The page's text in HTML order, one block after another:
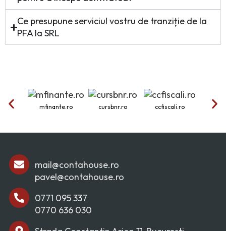
Ce presupune serviciul vostru de tranziție de la
PFA la SRL
mfinante.ro cursbnr.ro ccfiscali.ro
mail@contahouse.ro
pavel@contahouse.ro
0771 095 337
0770 636 030